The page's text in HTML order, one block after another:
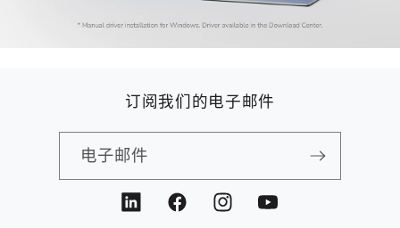
订阅我们的电子邮件
电子邮件
LinkedInFacebookInstagramYouTube